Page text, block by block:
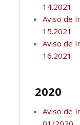
14.2021
Aviso de
15.2021
Aviso de
16.2021
2020
Aviso de